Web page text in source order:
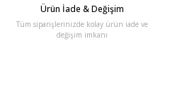
Ürün İade & Değişim
Tüm siparişlerinizde kolay ürün iade ve
değişim imkanı